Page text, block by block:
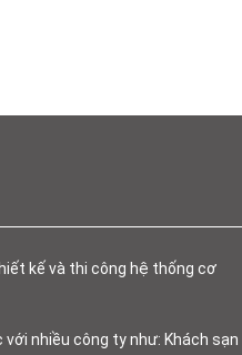
kế và thi công hệ thống cơ
với nhiều công ty như: Khách sạn